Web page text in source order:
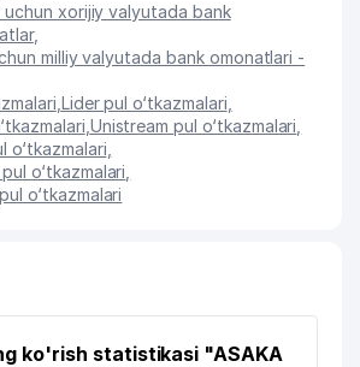
uchun xorijiy valyutada bank
,
milliy valyutada bank omonatlari -
Lider pul o‘tkazmalari
Unistream pul o‘tkazmalari
o‘tkazmalari
o‘tkazmalari
o‘tkazmalari
ko'rish statistikasi "ASAKA